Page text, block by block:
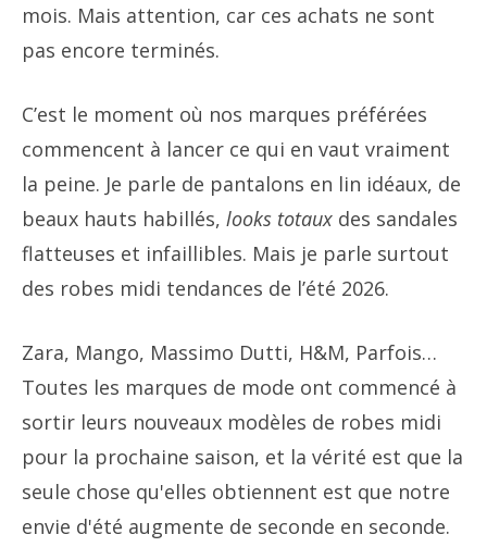
mois. Mais attention, car ces achats ne sont
pas encore terminés.
C’est le moment où nos marques préférées
commencent à lancer ce qui en vaut vraiment
la peine. Je parle de pantalons en lin idéaux, de
beaux hauts habillés, looks totaux des sandales
flatteuses et infaillibles. Mais je parle surtout
des robes midi tendances de l’été 2026.
Zara, Mango, Massimo Dutti, H&M, Parfois…
Toutes les marques de mode ont commencé à
sortir leurs nouveaux modèles de robes midi
pour la prochaine saison, et la vérité est que la
seule chose qu'elles obtiennent est que notre
envie d'été augmente de seconde en seconde.